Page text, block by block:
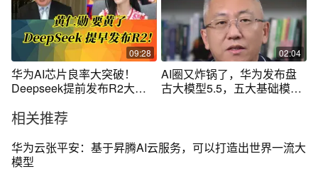
09:28
华为AI芯片良率大突破！
Deepseek提前发布R2大模
02:04
AI圈又炸锅了，华为发布盘
古大模型5.5，五大基础模型
相关推荐
华为云张平安：基于昇腾AI云服务，可以打造出世界一流大
模型